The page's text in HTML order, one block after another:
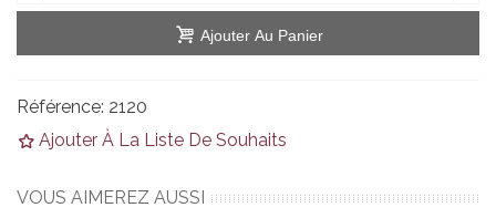
Ajouter Au Panier
Référence: 2120
Ajouter À La Liste De Souhaits
VOUS AIMEREZ AUSSI